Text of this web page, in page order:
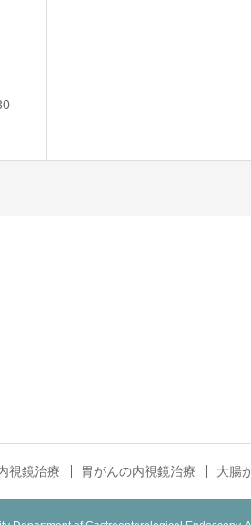
視鏡治療 胃がんの内視鏡治療 大腸